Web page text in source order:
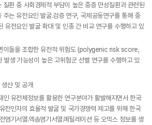
질환 중 사회경제적 부담이 높은 중증 만성질환과 관련된
주는 유전요인 발굴․검증 연구, 국제공동연구를 통해 중
유전요인 발굴 확대 및 인종 간 비교 연구를 수행하고 있
이들을 조합한 유전적 위험도 (polygenic risk score,
발생 가능성이 높은 고위험군 선별 연구를 수행하고 있
산 및 공개
인 유전체정보를 활용한 연구분야가 활발해지면서 한국
전인자의 효율적 발굴 및 국가경쟁력 제고를 위해 한국
염기서열․엑솜염기서열․메틸레이션 등 오믹스 정보를 생